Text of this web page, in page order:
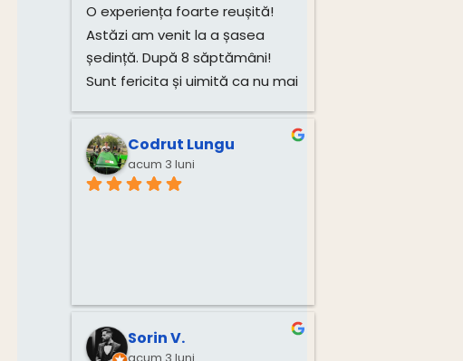
O experiența foarte reușită!
Astăzi am venit la a șasea
ședință. După 8 săptămâni!
Sunt fericita și uimită ca nu mai
Codrut Lungu
acum 3 luni
Sorin V.